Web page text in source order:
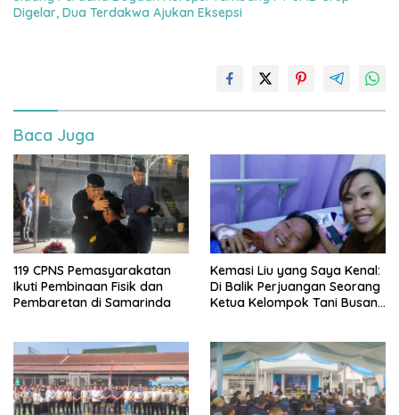
Digelar, Dua Terdakwa Ajukan Eksepsi
Baca Juga
119 CPNS Pemasyarakatan
Ikuti Pembinaan Fisik dan
Pembaretan di Samarinda
Kemasi Liu yang Saya Kenal:
Di Balik Perjuangan Seorang
Ketua Kelompok Tani Busang